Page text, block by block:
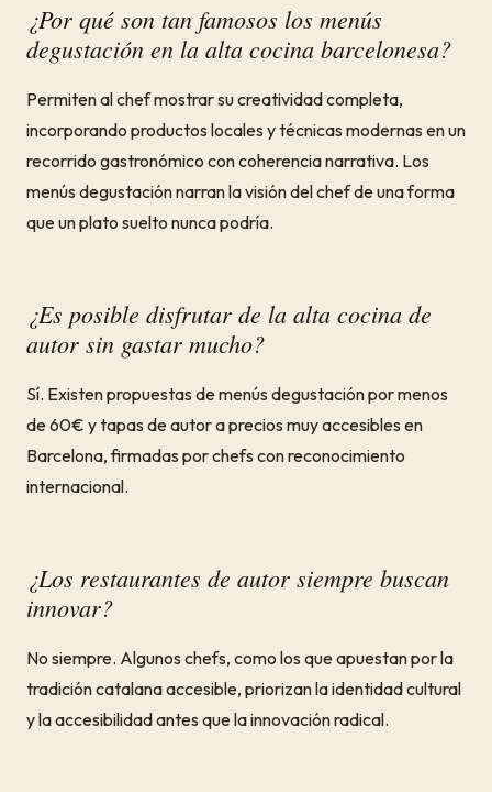
¿Por qué son tan famosos los menús
degustación en la alta cocina barcelonesa?
Permiten al chef mostrar su creatividad completa,
incorporando productos locales y técnicas modernas en un
recorrido gastronómico con coherencia narrativa. Los
menús degustación narran la visión del chef de una forma
que un plato suelto nunca podría.
¿Es posible disfrutar de la alta cocina de
autor sin gastar mucho?
Sí. Existen propuestas de menús degustación por menos
de 60€ y tapas de autor a precios muy accesibles en
Barcelona, firmadas por chefs con reconocimiento
internacional.
¿Los restaurantes de autor siempre buscan
innovar?
No siempre. Algunos chefs, como los que apuestan por la
tradición catalana accesible, priorizan la identidad cultural
y la accesibilidad antes que la innovación radical.